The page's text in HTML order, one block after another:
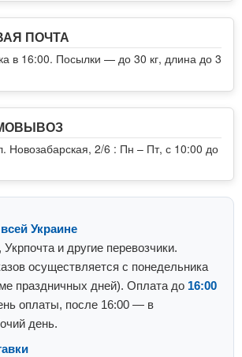
ПОЧТА
в 16:00. Посылки — до 30 кг, длина до 3
Новозабарская, 2/6 : Пн – Пт, с 10:00 до
Украине
и другие перевозчики.
осуществляется с понедельника
праздничных дней). Оплата до 16:00
оплаты, после 16:00 — в
день.